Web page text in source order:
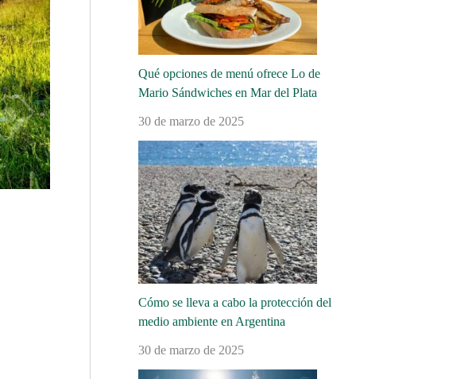
Qué opciones de menú ofrece Lo de
Mario Sándwiches en Mar del Plata
30 de marzo de 2025
Cómo se lleva a cabo la protección del
medio ambiente en Argentina
30 de marzo de 2025